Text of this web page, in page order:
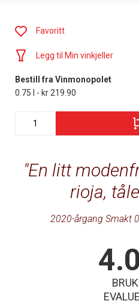
En litt
rioja,
2020-årgang Smakt
Favoritt
Legg til Min vinkjeller
Bestill fra Vinmonopolet
0.75 l - kr 219.90